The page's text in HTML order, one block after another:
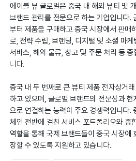
에이블 뷰 글로벌은 중국 내 해외 뷰티 및
브랜드 관리를 전문으로 하는 기업입니다.
부터 제품을 구매하고 중국 시장에서 판매
로, 전략 수립, 브랜딩, 디지털 및 소셜 마
서비스, 해외 물류, 창고 및 주문 처리 등
니다.
중국 내 두 번째로 큰 뷰티 제품 전자상거
하고 있으며, 글로벌 브랜드의 전문성과 현
으로 연결하는 능력이 주요 경쟁력입니다.
체인 전반에 걸친 서비스 포트폴리오와 종
역할을 통해 국제 브랜드들이 중국 시장에
장할 수 있도록 지원하고 있습니다.